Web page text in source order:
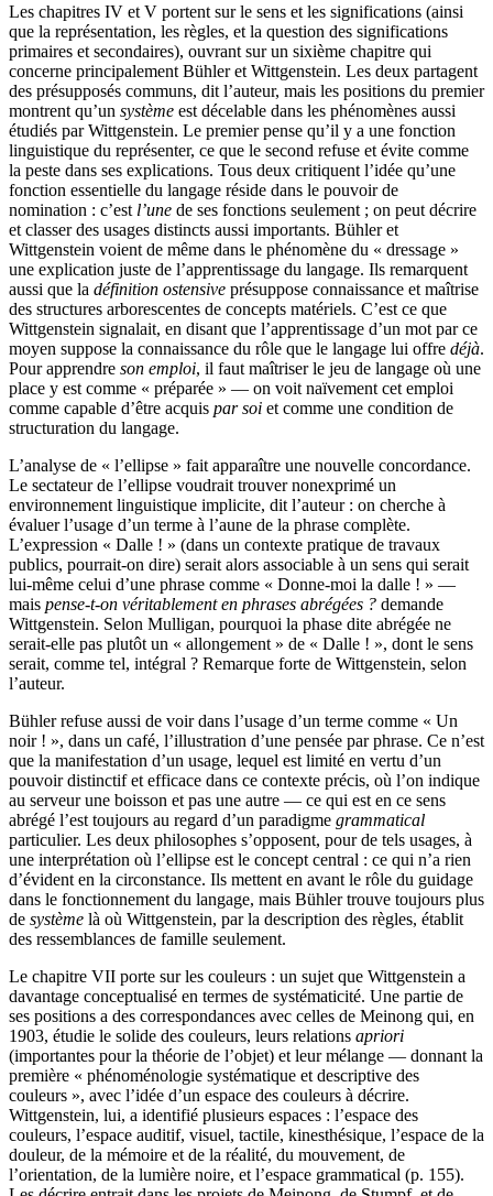
Les chapitres IV et V portent sur le sens et les significations (ainsi
que la représentation, les règles, et la question des significations
primaires et secondaires), ouvrant sur un sixième chapitre qui
concerne principalement Bühler et Wittgenstein. Les deux partagent
des présupposés communs, dit l’auteur, mais les positions du premier
montrent qu’un système est décelable dans les phénomènes aussi
étudiés par Wittgenstein. Le premier pense qu’il y a une fonction
linguistique du représenter, ce que le second refuse et évite comme
la peste dans ses explications. Tous deux critiquent l’idée qu’une
fonction essentielle du langage réside dans le pouvoir de
nomination : c’est l’une de ses fonctions seulement ; on peut décrire
et classer des usages distincts aussi importants. Bühler et
Wittgenstein voient de même dans le phénomène du « dressage »
une explication juste de l’apprentissage du langage. Ils remarquent
aussi que la définition ostensive présuppose connaissance et maîtrise
des structures arborescentes de concepts matériels. C’est ce que
Wittgenstein signalait, en disant que l’apprentissage d’un mot par ce
moyen suppose la connaissance du rôle que le langage lui offre déjà.
Pour apprendre son emploi, il faut maîtriser le jeu de langage où une
place y est comme « préparée » — on voit naïvement cet emploi
comme capable d’être acquis par soi et comme une condition de
structuration du langage.
L’analyse de « l’ellipse » fait apparaître une nouvelle concordance.
Le sectateur de l’ellipse voudrait trouver nonexprimé un
environnement linguistique implicite, dit l’auteur : on cherche à
évaluer l’usage d’un terme à l’aune de la phrase complète.
L’expression « Dalle ! » (dans un contexte pratique de travaux
publics, pourrait-on dire) serait alors associable à un sens qui serait
lui-même celui d’une phrase comme « Donne-moi la dalle ! » —
mais pense-t-on véritablement en phrases abrégées ? demande
Wittgenstein. Selon Mulligan, pourquoi la phase dite abrégée ne
serait-elle pas plutôt un « allongement » de « Dalle ! », dont le sens
serait, comme tel, intégral ? Remarque forte de Wittgenstein, selon
l’auteur.
Bühler refuse aussi de voir dans l’usage d’un terme comme « Un
noir ! », dans un café, l’illustration d’une pensée par phrase. Ce n’est
que la manifestation d’un usage, lequel est limité en vertu d’un
pouvoir distinctif et efficace dans ce contexte précis, où l’on indique
au serveur une boisson et pas une autre — ce qui est en ce sens
abrégé l’est toujours au regard d’un paradigme grammatical
particulier. Les deux philosophes s’opposent, pour de tels usages, à
une interprétation où l’ellipse est le concept central : ce qui n’a rien
d’évident en la circonstance. Ils mettent en avant le rôle du guidage
dans le fonctionnement du langage, mais Bühler trouve toujours plus
de système là où Wittgenstein, par la description des règles, établit
des ressemblances de famille seulement.
Le chapitre VII porte sur les couleurs : un sujet que Wittgenstein a
davantage conceptualisé en termes de systématicité. Une partie de
ses positions a des correspondances avec celles de Meinong qui, en
1903, étudie le solide des couleurs, leurs relations apriori
(importantes pour la théorie de l’objet) et leur mélange — donnant la
première « phénoménologie systématique et descriptive des
couleurs », avec l’idée d’un espace des couleurs à décrire.
Wittgenstein, lui, a identifié plusieurs espaces : l’espace des
couleurs, l’espace auditif, visuel, tactile, kinesthésique, l’espace de la
douleur, de la mémoire et de la réalité, du mouvement, de
l’orientation, de la lumière noire, et l’espace grammatical (p. 155).